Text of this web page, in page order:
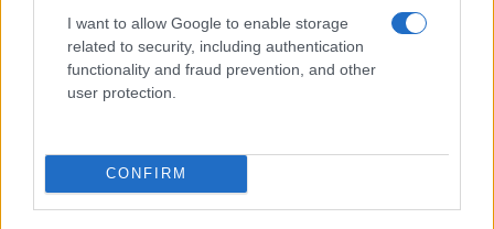
I want to allow Google to enable storage
related to security, including authentication
functionality and fraud prevention, and other
user protection.
CONFIRM
Le nuove Havaianas Kitten Heel debuttano a
Copenhagen: un mix di comfort e stile
Matteo Pellegrino · 7 Ago 2026